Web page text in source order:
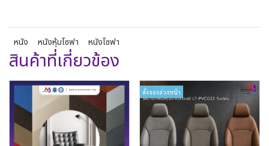
หนัง หนังหุ้มโซฟา หนังโซฟา
สินค้าที่เกี่ยวข้อง
สั่งจองล่วงหน้า